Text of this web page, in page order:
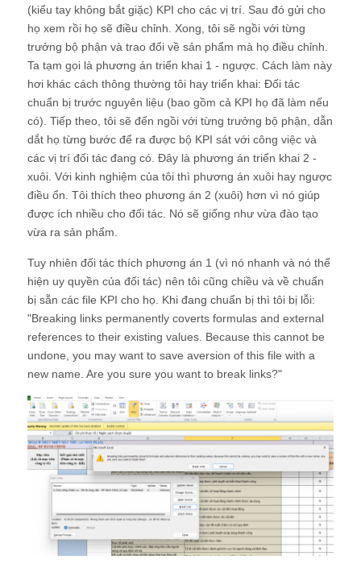
(kiểu tay không bắt giặc) KPI cho các vị trí. Sau đó gửi cho
họ xem rồi họ sẽ điều chỉnh. Xong, tôi sẽ ngồi với từng
trưởng bộ phận và trao đổi về sản phẩm mà họ điều chỉnh.
Ta tạm gọi là phương án triển khai 1 - ngược. Cách làm này
hơi khác cách thông thường tôi hay triển khai: Đối tác
chuẩn bị trước nguyên liệu (bao gồm cả KPI họ đã làm nếu
có). Tiếp theo, tôi sẽ đến ngồi với từng trưởng bộ phận, dẫn
dắt họ từng bước để ra được bộ KPI sát với công việc và
các vị trí đối tác đang có. Đây là phương án triển khai 2 -
xuôi. Với kinh nghiệm của tôi thì phương án xuôi hay ngược
điều ổn. Tôi thích theo phương án 2 (xuôi) hơn vì nó giúp
được ích nhiều cho đối tác. Nó sẽ giống như vừa đào tạo
vừa ra sản phẩm.
Tuy nhiên đối tác thích phương án 1 (vì nó nhanh và nó thể
hiện uy quyền của đối tác) nên tôi cũng chiều và về chuẩn
bị sẵn các file KPI cho họ. Khi đang chuẩn bị thì tôi bị lỗi:
"Breaking links permanently coverts formulas and external
references to their existing values. Because this cannot be
undone, you may want to save aversion of this file with a
new name. Are you sure you want to break links?"